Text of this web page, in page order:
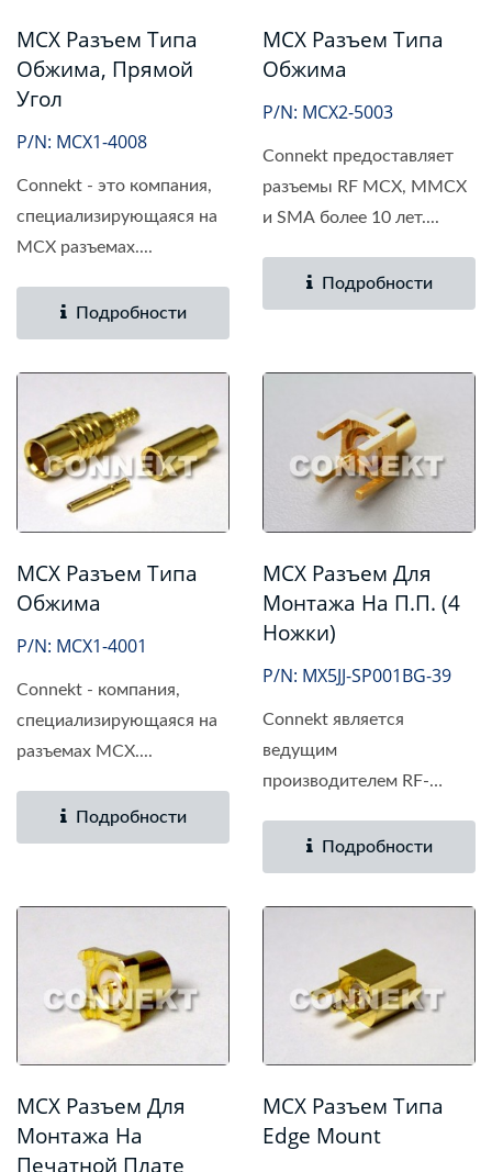
MCX Разъем Типа
Обжима, Прямой
Угол
P/N: MCX1-4008
Connekt - это компания,
специализирующаяся на
MCX разъемах....
Подробности
MCX Разъем Типа
Обжима
P/N: MCX2-5003
Connekt предоставляет
разъемы RF MCX, MMCX
и SMA более 10 лет....
Подробности
MCX Разъем Типа
Обжима
P/N: MCX1-4001
Connekt - компания,
специализирующаяся на
разъемах MCX....
Подробности
MCX Разъем Для
Монтажа На П.П. (4
Ножки)
P/N: MX5JJ-SP001BG-39
Connekt является
ведущим
производителем RF-
Подробности
MCX Разъем Для
Монтажа На
Печатной Плате
MCX Разъем Типа
Edge Mount